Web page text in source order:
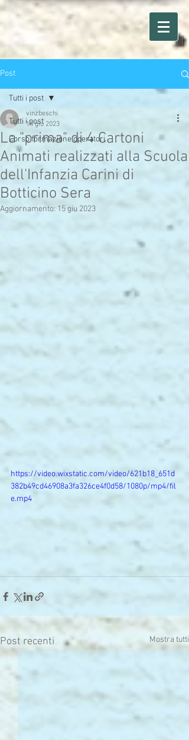
Post
Tutti i post
Corso formazione operatori
Tutti i post
La "prima" di 4 Cartoni
Animati realizzati alla Scuola
dell'Infanzia Carini di
Botticino Sera
vinzbeschi
14 giu 2023
Aggiornamento: 15 giu 2023
https://video.wixstatic.com/video/621b18_651d
382b49cd46908a3fa326ce4f0d58/1080p/mp4/fil
e.mp4
Post recenti Mostra tutti